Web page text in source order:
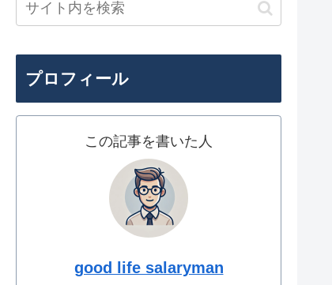
プロフィール
この記事を書いた人
good life salaryman